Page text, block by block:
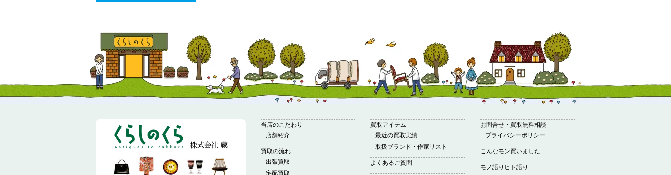
当店のこだわり
店舗紹介
買取の流れ
出張買取
宅配買取
買取アイテム
最近の買取実績
取扱ブランド・作家リスト
よくあるご質問
お問合せ・買取無料相談
プライバシーポリシー
こんなモン買いました
モノ語りヒト語り